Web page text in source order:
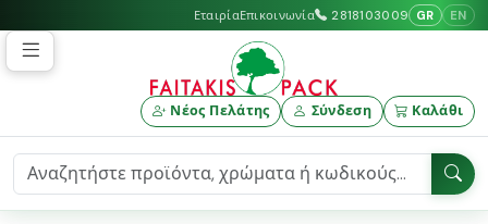
ΕταιρίαΕπικοινωνία 2818103009 GR EN
Νέος Πελάτης Σύνδεση Καλάθι